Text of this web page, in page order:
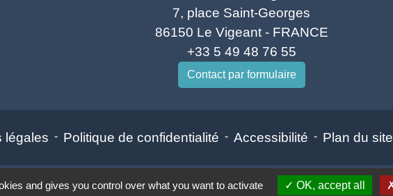
7, place Saint-Georges
86150 Le Vigeant - FRANCE
+33 5 49 48 76 55
Contact par formulaire
légales - Politique de confidentialité - Accessibilité - Plan du site
Site créé en partenariat avec Réseau des Communes
and gives you control over what you want to activate OK, accept all